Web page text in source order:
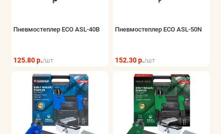
Пневмостеплер ECO ASL-40B
125.80 р./шт
Пневмостеплер ECO ASL-50N
152.30 р./шт